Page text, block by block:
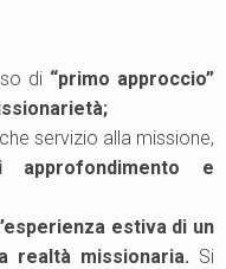
di “primo approccio”
servizio alla missione,
approfondimento e
estiva di un
realtà missionaria. Si